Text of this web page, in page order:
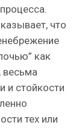
что
как
весьма
и стойкости
тех или